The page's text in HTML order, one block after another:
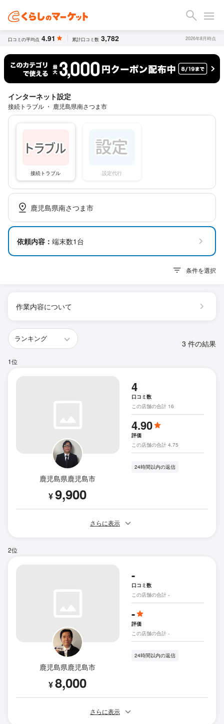
口コミの平均点 4.91 累計口コミ数 3,782 2026年8月時点
インターネット設定
接続トラブル ・ 鹿児島県南さつま市
接続トラブル 設定代行
鹿児島県南さつま市
依頼内容： 端末数1台
条件を選択
作業内容について
3 件の結果
1位
鹿児島県鹿児島市
¥9,900
4
口コミ数
この店舗の合計 16
4.90
評価
この店舗の合計 4.75
24時間以内の返信
さらに表示
2位
鹿児島県鹿児島市
¥8,000
-
口コミ数
この店舗の合計 -
-
評価
この店舗の合計 -
24時間以内の返信
さらに表示